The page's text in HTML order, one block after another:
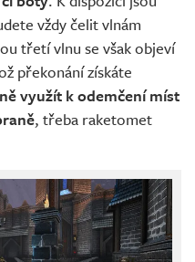
vždy čelit vlnám
třetí vlnu se však objeví
překonání získáte
využít k odemčení míst
, třeba raketomet